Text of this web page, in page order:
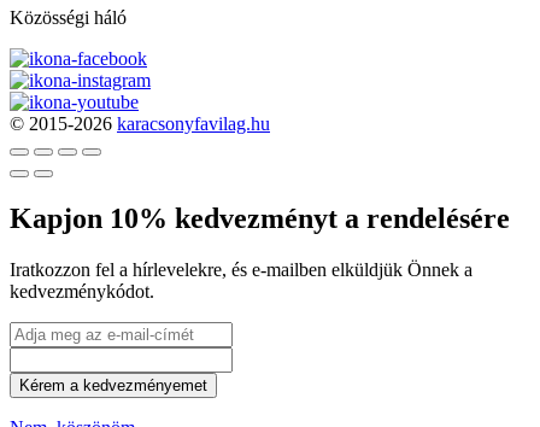
Közösségi háló
© 2015-2026 karacsonyfavilag.hu
Kapjon 10% kedvezményt a rendelésére
Iratkozzon fel a hírlevelekre, és e-mailben elküldjük Önnek a
kedvezménykódot.
Kérem a kedvezményemet